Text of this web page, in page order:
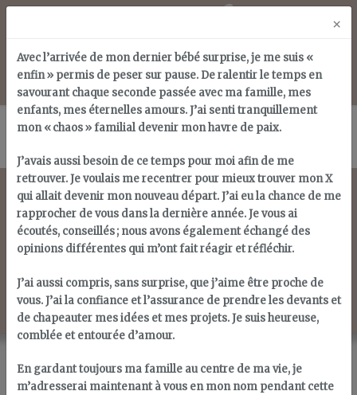
Skip
Tag choix de vie
×
Avec l’arrivée de mon dernier bébé surprise, je me suis «
enfin » permis de peser sur pause. De ralentir le temps en
savourant chaque seconde passée avec ma famille, mes
enfants, mes éternelles amours. J’ai senti tranquillement
mon « chaos » familial devenir mon havre de paix.
J’avais aussi besoin de ce temps pour moi afin de me
retrouver. Je voulais me recentrer pour mieux trouver mon X
qui allait devenir mon nouveau départ. J’ai eu la chance de me
rapprocher de vous dans la dernière année. Je vous ai
écoutés, conseillés ; nous avons également échangé des
opinions différentes qui m’ont fait réagir et réfléchir.
J’ai aussi compris, sans surprise, que j’aime être proche de
vous. J’ai la confiance et l’assurance de prendre les devants et
de chapeauter mes idées et mes projets. Je suis heureuse,
comblée et entourée d’amour.
En gardant toujours ma famille au centre de ma vie, je
m’adresserai maintenant à vous en mon nom pendant cette